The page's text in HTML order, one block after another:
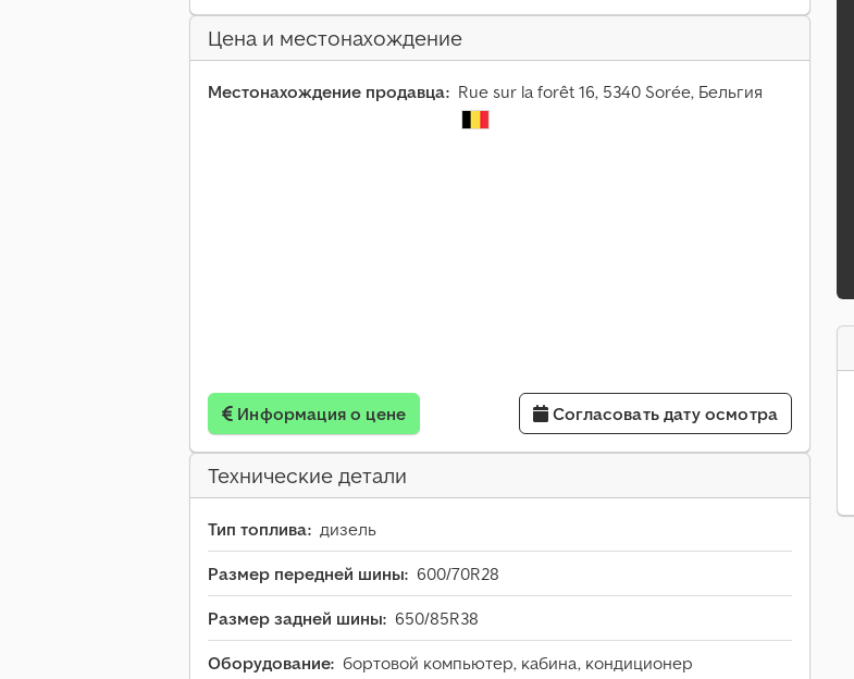
Цена и местонахождение
Местонахождение продавца: Rue sur la forêt 16, 5340 Sorée, Бельгия
Информация о цене Согласовать дату осмотра
Технические детали
Тип топлива: дизель
Размер передней шины: 600/70R28
Размер задней шины: 650/85R38
Оборудование: бортовой компьютер, кабина, кондиционер